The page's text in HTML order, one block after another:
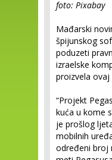
foto: Pixabay
Mađarski
špijunskog
poduzeti
izraelske
proizvela ovaj
“Projekt
kuća u kome
je prošlog
mobilnih
određeni broj